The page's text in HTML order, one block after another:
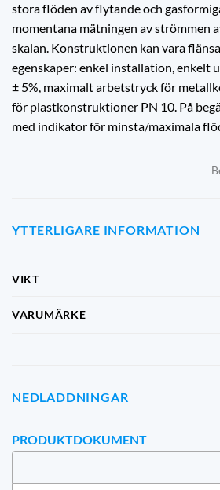
stora flöden av flytande och
momentana mätningen av strömmen
skalan. Konstruktionen kan vara
egenskaper: enkel installation, enkelt
± 5%, maximalt arbetstryck för
för plastkonstruktioner PN 10. På
med indikator för minsta/maximala
YTTERLIGARE INFORMATION
VIKT
VARUMÄRKE
NEDLADDNINGAR
PRODUKTDOKUMENT